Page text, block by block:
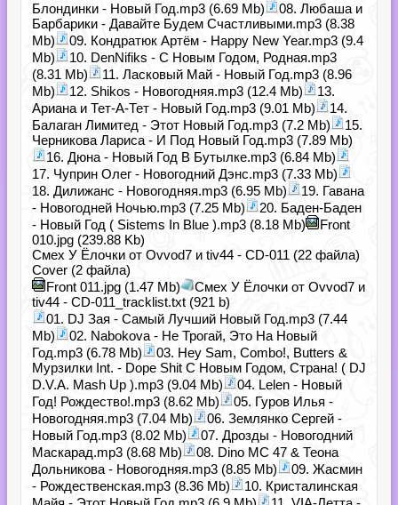
Блондинки - Новый Год.mp3 (6.69 Mb)
08. Любаша и
Барбарики - Давайте Будем Счастливыми.mp3 (8.38
Mb)
09. Кондратюк Артём - Happy New Year.mp3 (9.4
Mb)
10. DenNifiks - С Новым Годом, Родная.mp3
(8.31 Mb)
11. Ласковый Май - Новый Год.mp3 (8.96
Mb)
12. Shikos - Новогодняя.mp3 (12.4 Mb)
13.
Ариана и Тет-А-Тет - Новый Год.mp3 (9.01 Mb)
14.
Балаган Лимитед - Этот Новый Год.mp3 (7.2 Mb)
15.
Черникова Лариса - И Под Новый Год.mp3 (7.89 Mb)
16. Дюна - Новый Год В Бутылке.mp3 (6.84 Mb)
17. Чуприн Олег - Новогодний Дэнс.mp3 (7.33 Mb)
18. Дилижанс - Новогодняя.mp3 (6.95 Mb)
19. Гавана
- Новогодней Ночью.mp3 (7.25 Mb)
20. Баден-Баден
- Новый Год ( Sistems In Blue ).mp3 (8.18 Mb)
Front
010.jpg (239.88 Kb)
Смех У Ёлочки от Ovvod7 и tiv44 - CD-011 (22 файла)
Cover (2 файла)
Front 011.jpg (1.47 Mb)
Смех У Ёлочки от Ovvod7 и
tiv44 - CD-011_tracklist.txt (921 b)
01. DJ Зая - Самый Лучший Новый Год.mp3 (7.44
Mb)
02. Nabokova - Не Трогай, Это На Новый
Год.mp3 (6.78 Mb)
03. Hey Sam, Combo!, Butters &
Мурзилки Int. - Dope Shit С Новым Годом, Страна! ( DJ
D.V.A. Mash Up ).mp3 (9.04 Mb)
04. Lelen - Новый
Год! Рождество!.mp3 (8.62 Mb)
05. Гуров Илья -
Новогодняя.mp3 (7.04 Mb)
06. Землянко Сергей -
Новый Год.mp3 (8.02 Mb)
07. Дрозды - Новогодний
Маскарад.mp3 (8.68 Mb)
08. Dino MC 47 & Теона
Дольникова - Новогодняя.mp3 (8.85 Mb)
09. Жасмин
- Рождественская.mp3 (8.36 Mb)
10. Кристалинская